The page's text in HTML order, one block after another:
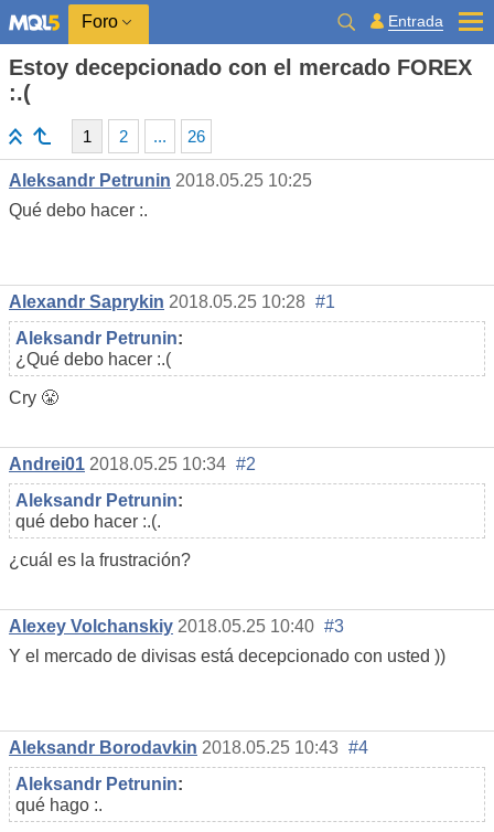
Foro Entrada
Estoy decepcionado con el mercado FOREX
:.(
1 2 ... 26
Aleksandr Petrunin 2018.05.25 10:25
Qué debo hacer :.
Alexandr Saprykin 2018.05.25 10:28 #1
Aleksandr Petrunin:
¿Qué debo hacer :.(
Cry 😤
Andrei01 2018.05.25 10:34 #2
Aleksandr Petrunin:
qué debo hacer :.(.
¿cuál es la frustración?
Alexey Volchanskiy 2018.05.25 10:40 #3
Y el mercado de divisas está decepcionado con usted ))
Aleksandr Borodavkin 2018.05.25 10:43 #4
Aleksandr Petrunin:
qué hago :.